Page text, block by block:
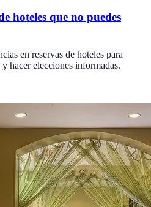
hoteles que no puedes
en reservas de hoteles para
hacer elecciones informadas.